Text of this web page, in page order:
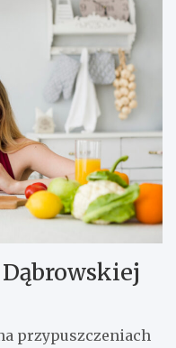
przypuszczeniach